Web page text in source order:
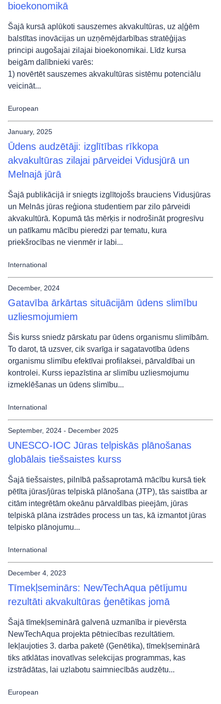
bioekonomikā
Šajā kursā aplūkoti sauszemes akvakultūras, uz aļģēm
balstītas inovācijas un uzņēmējdarbības stratēģijas
principi augošajai zilajai bioekonomikai. Līdz kursa
beigām dalībnieki varēs:
1) novērtēt sauszemes akvakultūras sistēmu potenciālu
veicināt...
European
January, 2025
Ūdens audzētāji: izglītības rīkkopa
akvakultūras zilajai pārveidei Vidusjūrā un
Melnajā jūrā
Šajā publikācijā ir sniegts izglītojošs brauciens Vidusjūras
un Melnās jūras reģiona studentiem par zilo pārveidi
akvakultūrā. Kopumā tās mērķis ir nodrošināt progresīvu
un patīkamu mācību pieredzi par tematu, kura
priekšrocības ne vienmēr ir labi...
International
December, 2024
Gatavība ārkārtas situācijām ūdens slimību
uzliesmojumiem
Šis kurss sniedz pārskatu par ūdens organismu slimībām.
To darot, tā uzsver, cik svarīga ir sagatavotība ūdens
organismu slimību efektīvai profilaksei, pārvaldībai un
kontrolei. Kurss iepazīstina ar slimību uzliesmojumu
izmeklēšanas un ūdens slimību...
International
September, 2024 - December 2025
UNESCO-IOC Jūras telpiskās plānošanas
globālais tiešsaistes kurss
Šajā tiešsaistes, pilnībā pašsaprotamā mācību kursā tiek
pētīta jūras/jūras telpiskā plānošana (JTP), tās saistība ar
citām integrētām okeānu pārvaldības pieejām, jūras
telpiskā plāna izstrādes process un tas, kā izmantot jūras
telpisko plānojumu...
International
December 4, 2023
Tīmekļseminārs: NewTechAqua pētījumu
rezultāti akvakultūras ģenētikas jomā
Šajā tīmekļseminārā galvenā uzmanība ir pievērsta
NewTechAqua projekta pētniecības rezultātiem.
Iekļaujoties 3. darba paketē (Ģenētika), tīmekļseminārā
tiks atklātas inovatīvas selekcijas programmas, kas
izstrādātas, lai uzlabotu saimniecībās audzētu...
European